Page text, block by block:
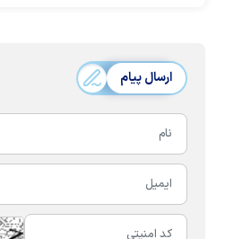
ارسال پیام